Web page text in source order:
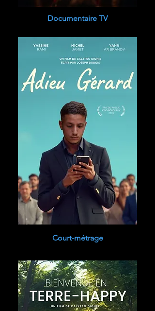
Documentaire TV
Court-métrage
Court-métrage